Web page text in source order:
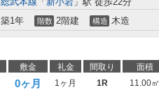
築1年 階数 2階建 構造 木造
敷金 礼金 間取り 面積
0ヶ月 1ヶ月 1R 11.00㎡